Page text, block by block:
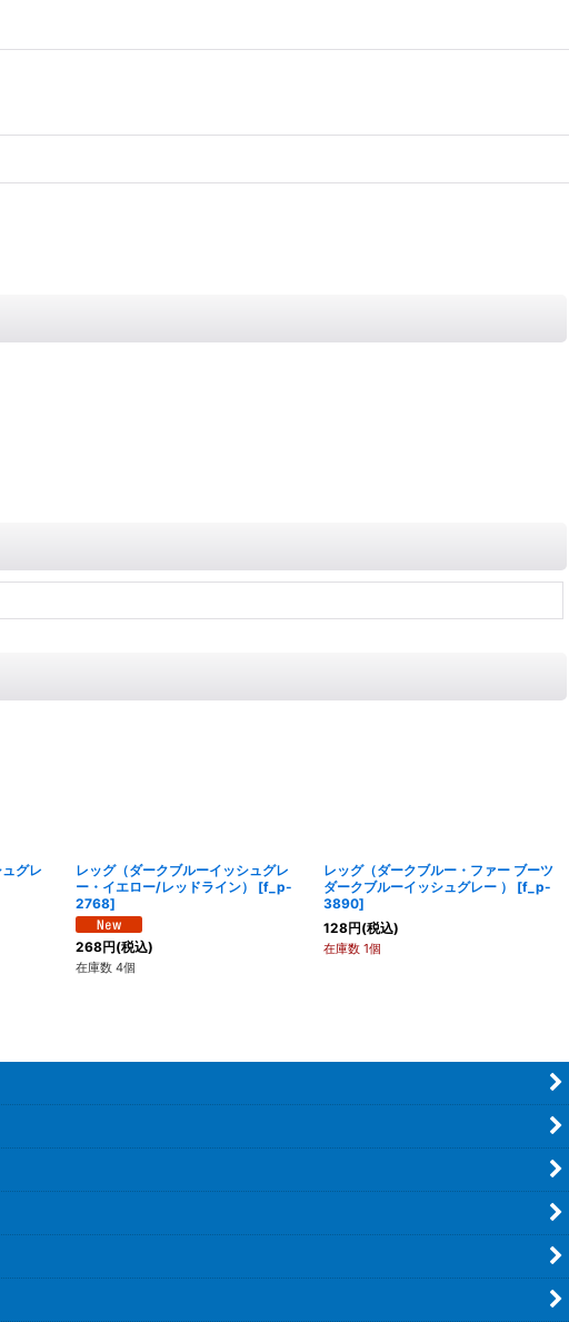
グレ
レッグ（ダークブルーイッシュグレ
ー・イエロー/レッドライン）
[f_p-
2768]
268円(税込)
在庫数 4個
レッグ（ダークブルー・ファー ブーツ
ダークブルーイッシュグレー ）
[f_p-
3890]
128円(税込)
在庫数 1個